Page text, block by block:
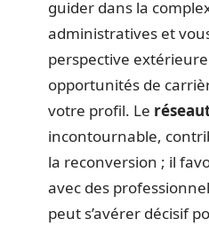
guider dans la
administratives et
perspective
opportunités de
votre profil. Le
incontournable,
la reconversion ; il
avec des
peut s’avérer décisif